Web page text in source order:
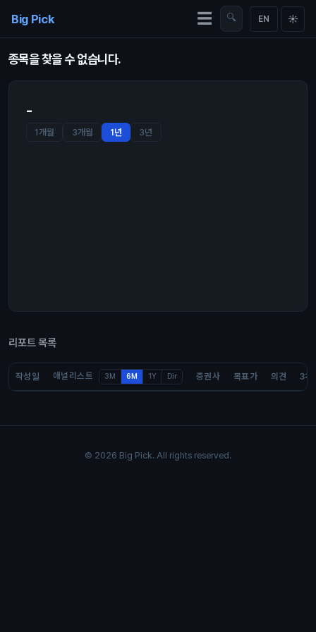
Big Pick ☰ 🔍 EN ☀
종목을 찾을 수 없습니다.
-
1개월 3개월 1년 3년
리포트 목록
작성일 애널리스트 3M 6M 1Y Dir 증권사 목표가 의견 3개
© 2026 Big Pick. All rights reserved.